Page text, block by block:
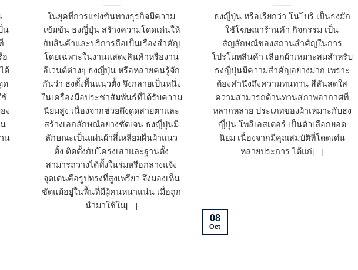
น
อ
ด้
ด
ช้
ง
น
ในยุคที่การแข่งขันทางธุรกิจมีความ
เข้มข้น ธงญี่ปุ่น สร้างความโดดเด่นให้
กับสินค้าและบริการถือเป็นเรื่องสำคัญ
โดยเฉพาะในงานแสดงสินค้าหรืองาน
อีเวนต์ต่างๆ ธงญี่ปุ่น หรือหลายคนรู้จัก
กันว่า ธงตั้งพื้นแนวตั้ง จึงกลายเป็นหนึ่ง
ในเครื่องมือประชาสัมพันธ์ที่ได้รับความ
นิยมสูง เนื่องจากช่วยดึงดูดสายตาและ
สร้างเอกลักษณ์อย่างชัดเจน ธงญี่ปุ่นมี
ลักษณะเป็นแผ่นผ้าสี่เหลี่ยมผืนผ้าแนว
ตั้ง ติดตั้งกับโครงเสาและฐานตั้ง
สามารถวางได้ทั้งในร่มหรือกลางแจ้ง
จุดเด่นคือรูปทรงที่สูงเพรียว จึงมองเห็น
ชัดแม้อยู่ในพื้นที่มีผู้คนหนาแน่น เมื่อถูก
นำมาใช้ใน[...]
ธงญี่ปุ่น หรือเรียกว่า โนโบริ เป็นธงมัก
ใช้โฆษณาร้านค้า กิจกรรม เป็น
สัญลักษณ์ของสถานสำคัญในการ
โปรโมทสินค้า เลือกผ้าเหมาะสมสำหรับ
ธงญี่ปุ่นมีความสำคัญอย่างมาก เพราะ
ต้องคำนึงถึงความทนทาน สีสันสดใส
ความสามารถต้านทานสภาพอากาศที่
หลากหลาย ประเภทของผ้าเหมาะกับธง
ญี่ปุ่น โพลีเอสเตอร์ เป็นตัวเลือกยอด
นิยม เนื่องจากมีคุณสมบัติที่โดดเด่น
หลายประการ ได้แก่[...]
08
Oct